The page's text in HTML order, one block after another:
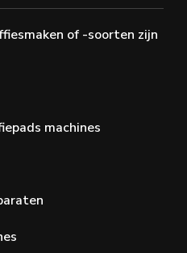
of -soorten zijn
machines